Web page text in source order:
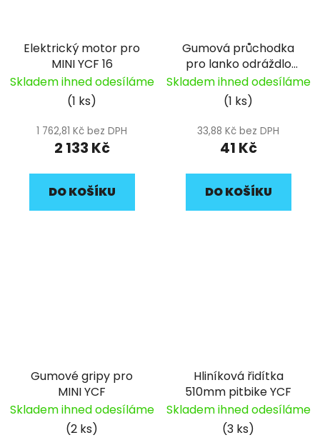
Elektrický motor pro
MINI YCF 16
Skladem ihned odesíláme
(1 ks)
1 762,81 Kč bez DPH
2 133 Kč
DO KOŠÍKU
Gumová průchodka
pro lanko odráždlo
YCF
Skladem ihned odesíláme
(1 ks)
33,88 Kč bez DPH
41 Kč
DO KOŠÍKU
Gumové gripy pro
MINI YCF
Skladem ihned odesíláme
(2 ks)
Hliníková řidítka
510mm pitbike YCF
Skladem ihned odesíláme
(3 ks)